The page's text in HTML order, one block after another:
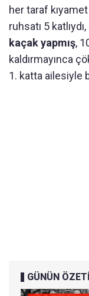
her taraf
ruhsatı 5
kaçak yapmış,
kaldırmayınca
1. katta ailesiyle
GÜNÜN ÖZETİ